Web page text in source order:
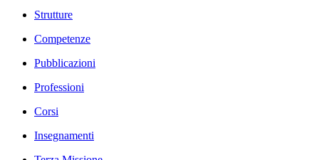
Strutture
Competenze
Pubblicazioni
Professioni
Corsi
Insegnamenti